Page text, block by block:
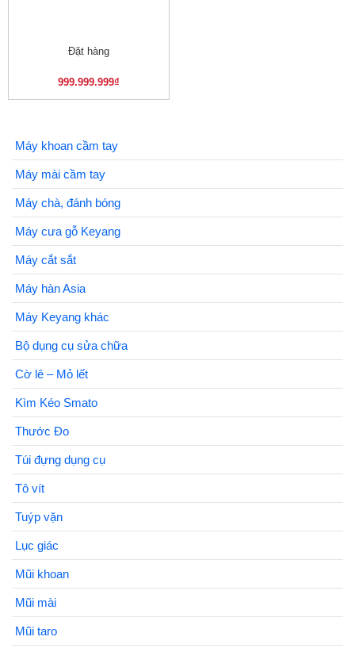
Đặt hàng
999.999.999₫
Máy khoan cầm tay
Máy mài cầm tay
Máy chà, đánh bóng
Máy cưa gỗ Keyang
Máy cắt sắt
Máy hàn Asia
Máy Keyang khác
Bộ dụng cụ sửa chữa
Cờ lê – Mỏ lết
Kìm Kéo Smato
Thước Đo
Túi đựng dụng cụ
Tô vít
Tuýp vặn
Lục giác
Mũi khoan
Mũi mài
Mũi taro